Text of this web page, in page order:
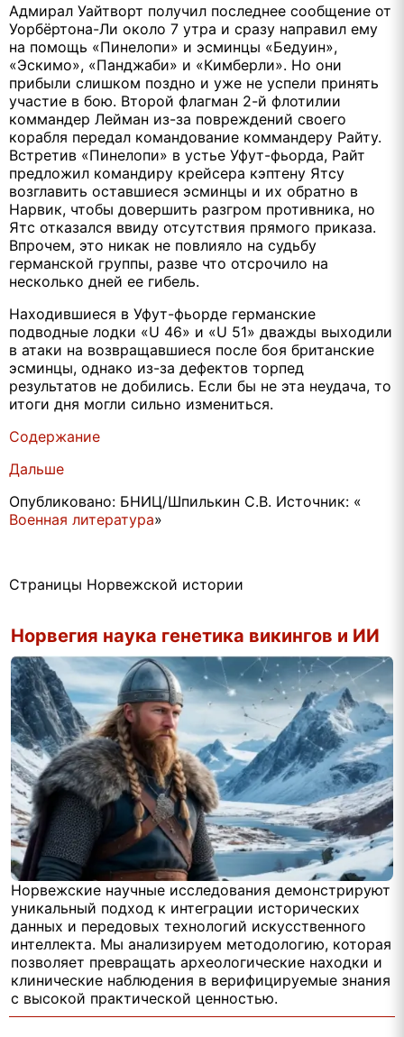
Адмирал Уайтворт получил последнее сообщение от
Уорбёртона-Ли около 7 утра и сразу направил ему
на помощь «Пинелопи» и эсминцы «Бедуин»,
«Эскимо», «Панджаби» и «Кимберли». Но они
прибыли слишком поздно и уже не успели принять
участие в бою. Второй флагман 2-й флотилии
коммандер Лейман из-за повреждений своего
корабля передал командование коммандеру Райту.
Встретив «Пинелопи» в устье Уфут-фьорда, Райт
предложил командиру крейсера кэптену Ятсу
возглавить оставшиеся эсминцы и их обратно в
Нарвик, чтобы довершить разгром противника, но
Ятс отказался ввиду отсутствия прямого приказа.
Впрочем, это никак не повлияло на судьбу
германской группы, разве что отсрочило на
несколько дней ее гибель.
Находившиеся в Уфут-фьорде германские
подводные лодки «U 46» и «U 51» дважды выходили
в атаки на возвращавшиеся после боя британские
эсминцы, однако из-за дефектов торпед
результатов не добились. Если бы не эта неудача, то
итоги дня могли сильно измениться.
Содержание
Дальше
Опубликовано: БНИЦ/Шпилькин С.В. Источник: «
Военная литература»
Страницы Норвежской истории
Норвегия наука генетика викингов и ИИ
Норвежские научные исследования демонстрируют
уникальный подход к интеграции исторических
данных и передовых технологий искусственного
интеллекта. Мы анализируем методологию, которая
позволяет превращать археологические находки и
клинические наблюдения в верифицируемые знания
с высокой практической ценностью.